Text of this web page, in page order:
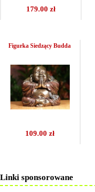
179.00 zł
109.00 zł
Figurka Siedzący Budda
Linki sponsorowane